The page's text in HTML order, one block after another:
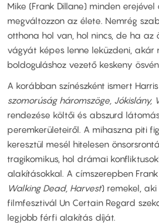
Mike (Frank Dillane) minden
megváltozzon az élete. Nemrég
otthona hol van, hol nincs, de ha az
vágyát képes lenne leküzdeni, akár
boldoguláshoz vezető keskeny
A korábban színészként ismert Harris
szomorúság háromszöge, Jókislány,
rendezése költői és abszurd
peremkerületeiről. A mihaszna piti
keresztül mesél hitelesen
tragikomikus, hol drámai
alakításokkal. A címszerepben
Walking Dead, Harvest) remekel,
filmfesztivál Un Certain Regard
legjobb férfi alakítás díját.